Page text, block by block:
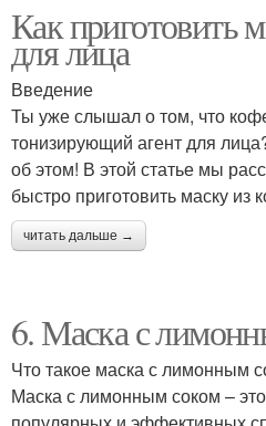
Как приготовить
для лица
Введение
Ты уже слышал о том, что
тонизирующий агент для
об этом! В этой статье мы
быстро приготовить маску из
читать дальше →
6. Маска с
Что такое маска с лимонным
Маска с лимонным соком –